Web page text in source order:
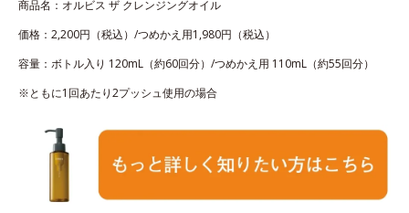
商品名：オルビス ザ クレンジングオイル
価格：2,200円（税込）/つめかえ用1,980円（税込）
容量：ボトル入り 120mL（約60回分）/つめかえ用 110mL（約55回分）
※ともに1回あたり2プッシュ使用の場合